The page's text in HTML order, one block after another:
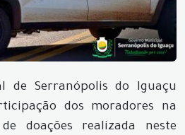
de Serranópolis do Iguaçu
dos moradores na
doações realizada neste